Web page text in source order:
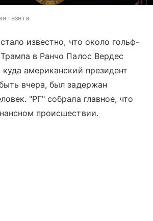
газета
известно, что около гольф-
в Ранчо Палос Вердес
американский президент
вчера, был задержан
"РГ" собрала главное, что
происшествии.